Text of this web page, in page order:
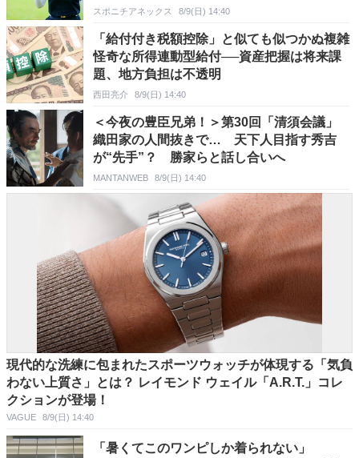
スポニチアネックス 8/9(日) 14:40
「給付付き税額控除」と似ても似つかぬ複雑
怪奇な所得連動型給付──資産把握は将来課
題、地方負担は不透明
西田亮介 8/9(日) 14:40
＜今夜の豊臣兄弟！＞第30回「清須会議」
織田家の人間抜きで… 天下人目指す秀吉
が“先手”？ 勝家らと話し合いへ
MANTANWEB 8/9(日) 14:40
現代的な洗練に包まれたスポーツウォッチが体現する「気負
わない上質さ」とは？ レイモンド ウェイル「A.R.T.」コレ
クションが登場！
VAGUE 8/9(日) 14:40
「暑くてこのワンピしか着られない」